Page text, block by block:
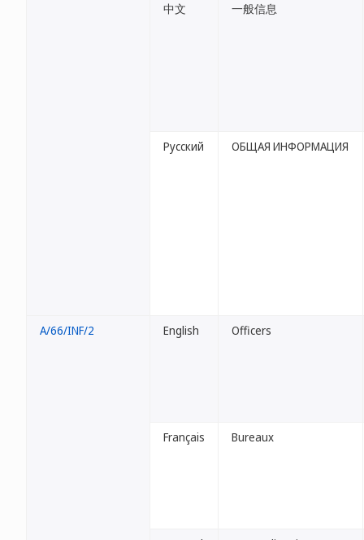
中文 一般信息
Русский ОБЩАЯ ИНФОРМАЦИЯ
A/66/INF/2 English Officers
Français Bureaux